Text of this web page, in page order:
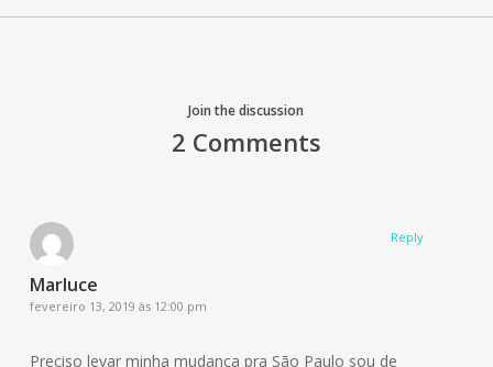
Join the discussion
2 Comments
Marluce
fevereiro 13, 2019 às 12:00 pm
Preciso levar minha mudança pra São Paulo sou de
Reply